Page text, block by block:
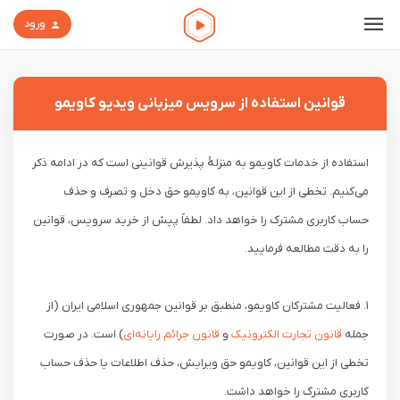
ورود
قوانین استفاده از سرویس میزبانی ویدیو کاویمو
استفاده از خدمات کاویمو به منزلۀ پذیرش قوانینی است که در ادامه ذکر
می‌کنیم. تخطی از این قوانین، به کاویمو حق دخل و تصرف و حذف
حساب کاربری مشترک را خواهد داد. لطفاً پیش از خرید سرویس، قوانین
را به دقت مطالعه فرمایید.
۱. فعالیت مشترکان کاویمو، منطبق بر قوانین جمهوری اسلامی ایران (از
جمله قانون تجارت الکترونیک و قانون جرائم رایانه‌ای) است. در صورت
تخطی از این قوانین، کاویمو حق ویرایش، حذف اطلاعات یا حذف حساب
کاربری مشترک را خواهد داشت.